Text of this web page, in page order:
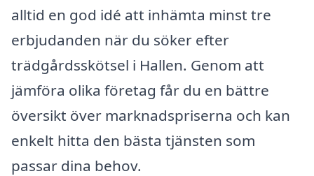
alltid en god idé att inhämta minst tre
erbjudanden när du söker efter
trädgårdsskötsel i Hallen. Genom att
jämföra olika företag får du en bättre
översikt över marknadspriserna och kan
enkelt hitta den bästa tjänsten som
passar dina behov.